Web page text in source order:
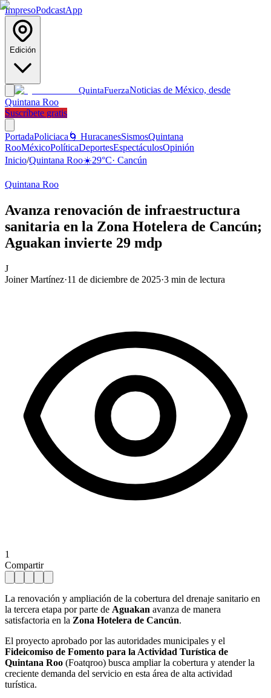
ImpresoPodcastApp
Edición
QuintaFuerzaNoticias de México, desde
Quintana Roo
Suscríbete gratis
PortadaPoliciaca 🌀 HuracanesSismosQuintana
RooMéxicoPolíticaDeportesEspectáculosOpinión
Inicio/Quintana Roo☀️29°C· Cancún
Quintana Roo
Avanza renovación de infraestructura
sanitaria en la Zona Hotelera de Cancún;
Aguakan invierte 29 mdp
J
Joiner Martínez·11 de diciembre de 2025·3 min de lectura
1
Compartir
La renovación y ampliación de la cobertura del drenaje sanitario en
la tercera etapa por parte de Aguakan avanza de manera
satisfactoria en la Zona Hotelera de Cancún.
El proyecto aprobado por las autoridades municipales y el
Fideicomiso de Fomento para la Actividad Turística de
Quintana Roo (Foatqroo) busca ampliar la cobertura y atender la
creciente demanda del servicio en esta área de alta actividad
turística.